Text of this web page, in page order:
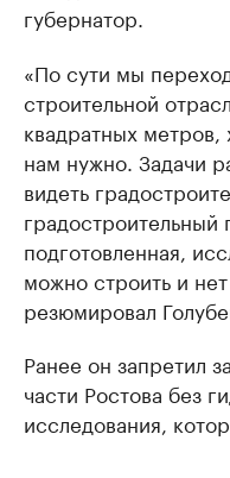
губернатор.
«По сути мы
строительной
квадратных
нам нужно. Задачи
видеть
градостроительный
подготовленная,
можно строить и
резюмировал
Ранее он запретил
части Ростова без
исследования,